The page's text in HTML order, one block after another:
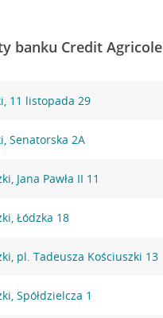
banku Credit Agricole
11 listopada 29
Senatorska 2A
Jana Pawła II 11
Łódzka 18
pl. Tadeusza Kościuszki 13
Spółdzielcza 1